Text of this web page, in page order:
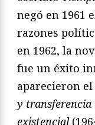
negó en 1961
razones
en 1962, la
fue un éxito
aparecieron
y transferencia
existencial